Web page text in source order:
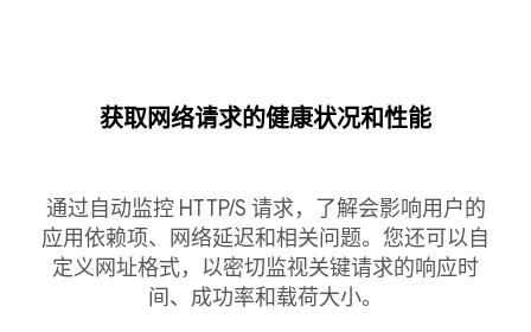
获取网络请求的健康状况和性能
通过自动监控 HTTP/S 请求，了解会影响用户的
应用依赖项、网络延迟和相关问题。您还可以自
定义网址格式，以密切监视关键请求的响应时
间、成功率和载荷大小。